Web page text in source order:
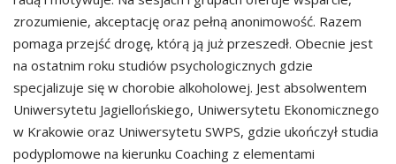
zrozumienie, akceptację oraz pełną anonimowość. Razem
pomaga przejść drogę, którą ją już przeszedł. Obecnie jest
na ostatnim roku studiów psychologicznych gdzie
specjalizuje się w chorobie alkoholowej. Jest absolwentem
Uniwersytetu Jagiellońskiego, Uniwersytetu Ekonomicznego
w Krakowie oraz Uniwersytetu SWPS, gdzie ukończył studia
podyplomowe na kierunku Coaching z elementami